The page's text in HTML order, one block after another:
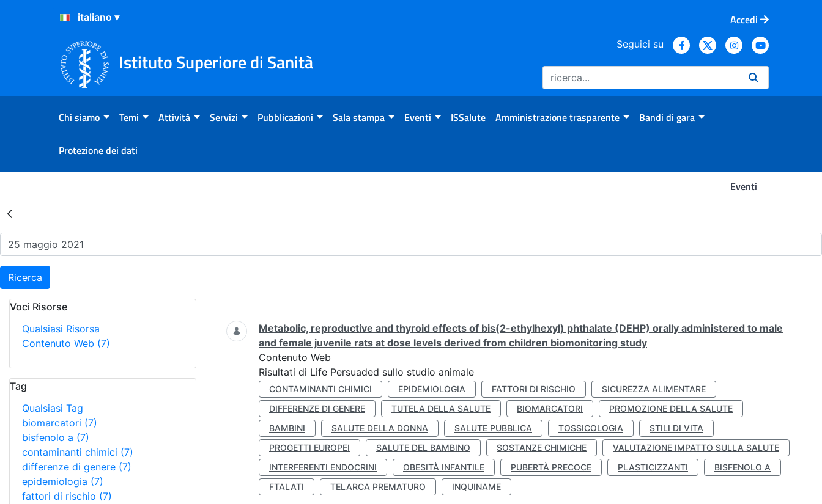
Salta al Contenuto
Salta al Footer
Accedi
Istituto Superiore di Sanità
Seguici su
Chi siamo Temi Attività Servizi Pubblicazioni Sala stampa Eventi ISSalute Amministrazione trasparente Bandi di gara
Protezione dei dati
Eventi
Risultati della Ricerca - Eventi
Ricerca
Voci Risorse
Qualsiasi Risorsa
Contenuto Web (7)
Tag
Qualsiasi Tag
biomarcatori (7)
bisfenolo a (7)
contaminanti chimici (7)
differenze di genere (7)
epidemiologia (7)
fattori di rischio (7)
Ricerca
Metabolic, reproductive and thyroid effects of bis(2-ethylhexyl) phthalate (DEHP) orally administered to male
and female juvenile rats at dose levels derived from children biomonitoring study
Contenuto Web
Risultati di Life Persuaded sullo studio animale
CONTAMINANTI CHIMICI EPIDEMIOLOGIA FATTORI DI RISCHIO
SICUREZZA ALIMENTARE
DIFFERENZE DI GENERE
TUTELA DELLA SALUTE BIOMARCATORI
PROMOZIONE DELLA SALUTE
BAMBINI
SALUTE DELLA DONNA SALUTE PUBBLICA TOSSICOLOGIA
STILI DI VITA
PROGETTI EUROPEI
SALUTE DEL BAMBINO SOSTANZE CHIMICHE
VALUTAZIONE IMPATTO SULLA SALUTE
INTERFERENTI ENDOCRINI
OBESITÀ INFANTILE PUBERTÀ PRECOCE PLASTICIZZANTI
BISFENOLO A
FTALATI
TELARCA PREMATURO INQUINAME